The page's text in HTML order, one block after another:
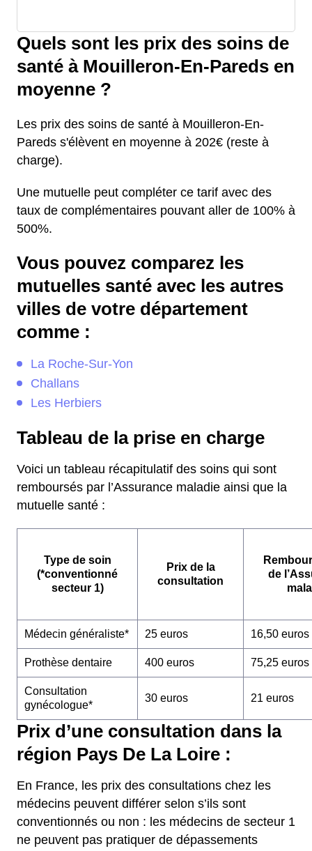
Quels sont les prix des soins de
santé à Mouilleron-En-Pareds en
moyenne ?
Les prix des soins de santé à Mouilleron-En-
Pareds s'élèvent en moyenne à 202€ (reste à
charge).
Une mutuelle peut compléter ce tarif avec des
taux de complémentaires pouvant aller de 100% à
500%.
Vous pouvez comparez les
mutuelles santé avec les autres
villes de votre département
comme :
La Roche-Sur-Yon
Challans
Les Herbiers
Tableau de la prise en charge
Voici un tableau récapitulatif des soins qui sont
remboursés par l’Assurance maladie ainsi que la
mutuelle santé :
Type de soin
(*conventionné
secteur 1)
Prix de la
consultation
de
Médecin généraliste* 25 euros 16,50 euros
Prothèse dentaire 400 euros 75,25 euros
Consultation
gynécologue*
30 euros 21 euros
Prix d’une consultation dans la
région Pays De La Loire :
En France, les prix des consultations chez les
médecins peuvent différer selon s’ils sont
conventionnés ou non : les médecins de secteur 1
ne peuvent pas pratiquer de dépassements